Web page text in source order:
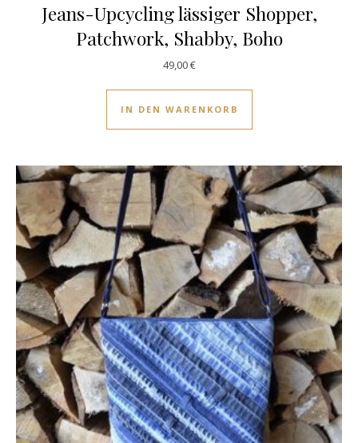
Jeans-Upcycling lässiger Shopper,
Patchwork, Shabby, Boho
49,00€
IN DEN WARENKORB